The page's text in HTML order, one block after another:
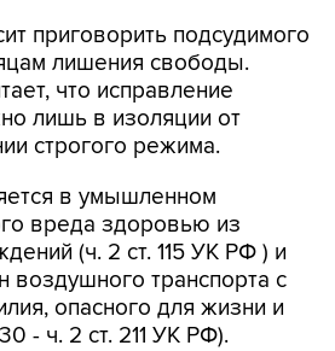
приговорить подсудимого
лишения свободы.
что исправление
лишь в изоляции от
строгого режима.
в умышленном
вреда здоровью из
(ч. 2 ст. 115 УК РФ ) и
воздушного транспорта с
опасного для жизни и
- ч. 2 ст. 211 УК РФ).